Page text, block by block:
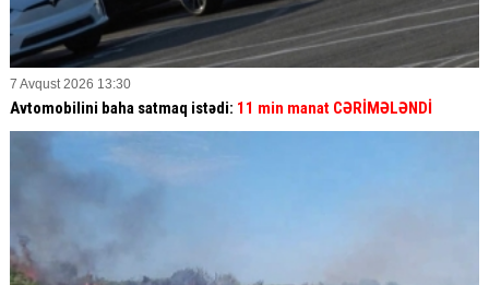
7 Avqust 2026 13:30
Avtomobilini baha satmaq istədi: 11 min manat CƏRİMƏLƏNDİ